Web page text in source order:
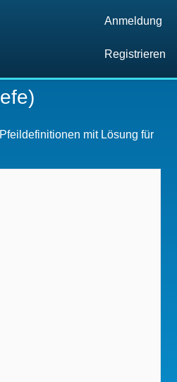
Anmeldung
Registrieren
mit Lösung für